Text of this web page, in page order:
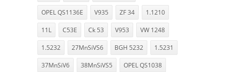
OPEL QS1136E V935 ZF 34 1.1210
11L C53E Ck 53 V953 VW 1248
1.5232 27MnSiVS6 BGH 5232 1.5231
37MnSiV6 38MnSiVS5 OPEL QS1038